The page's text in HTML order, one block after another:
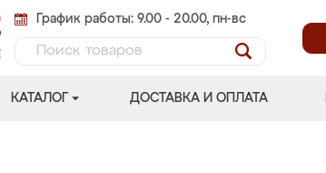
График работы: 9.00 - 20.00, пн-вс
КАТАЛОГ ДОСТАВКА И ОПЛАТА